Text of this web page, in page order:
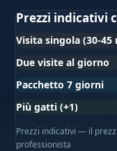
Prezzi indicativi
Visita singola (30-45
Due visite al giorno
Pacchetto 7 giorni
Più gatti (+1)
Prezzi indicativi — il
professionista